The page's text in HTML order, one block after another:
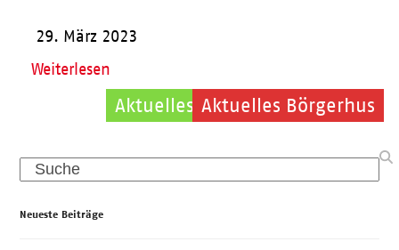
Aktuelles Jugendzentrum 224
Aktuelles Börgerhus
29. März 2023
Weiterlesen
Search
Neueste Beiträge